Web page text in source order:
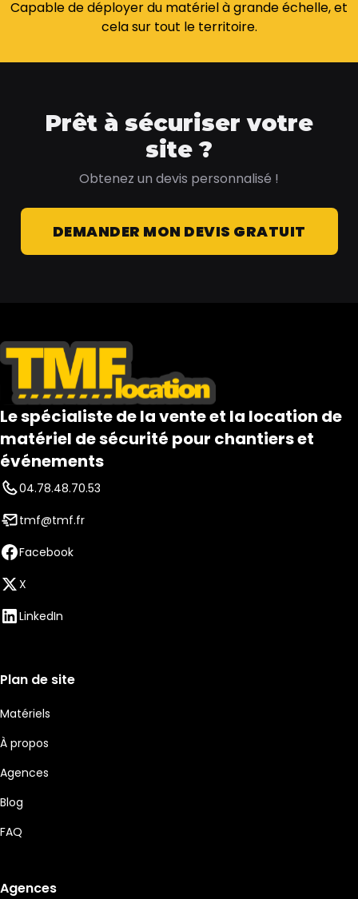
Capable de déployer du matériel à grande échelle, et
cela sur tout le territoire.
Prêt à sécuriser votre
site ?
Obtenez un devis personnalisé !
DEMANDER MON DEVIS GRATUIT
Le spécialiste de la vente et la location de
matériel de sécurité pour chantiers et
événements
04.78.48.70.53
tmf@tmf.fr
Facebook
X
LinkedIn
Plan de site
Matériels
À propos
Agences
Blog
FAQ
Agences